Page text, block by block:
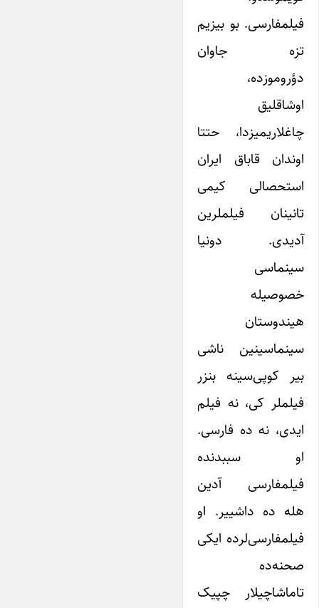
فیلمفارسی. بو بیزیم
تزه جاوان
دؤروموزده،
اوشاقلیق
چاغلاریمیزدا، حتتا
اوندان قاباق ایران
استحصالی کیمی
تانینان فیلملرین
آدیدی. دونیا
سینماسی
خصوصیله
هیندوستان
سینماسینین ناشی
بیر کوپی‌سینه بنزر
فیلملر کی، نه فیلم
ایدی، نه ده فارسی.
او سببدنده
فیلمفارسی آدین
هله ده داشییر. او
فیلمفارسی‌لرده ایکی
صحنه‌ده
تاماشاچیلار چپیک